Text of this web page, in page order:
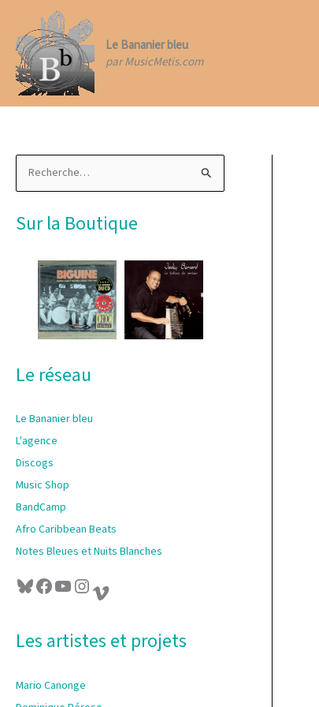
contenu
Le Bananier bleu
par MusicMetis.com
e
h
Sur la Boutique
Le réseau
Le Bananier bleu
L'agence
Discogs
Music Shop
BandCamp
Afro Caribbean Beats
Notes Bleues et Nuits Blanches
Bluesky Facebook YouTube InstagramVimeo
Les artistes et projets
Mario Canonge